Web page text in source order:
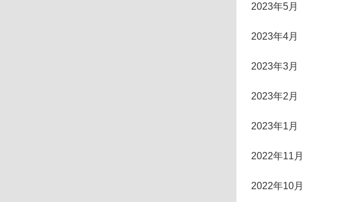
2023年5月
2023年4月
2023年3月
2023年2月
2023年1月
2022年11月
2022年10月